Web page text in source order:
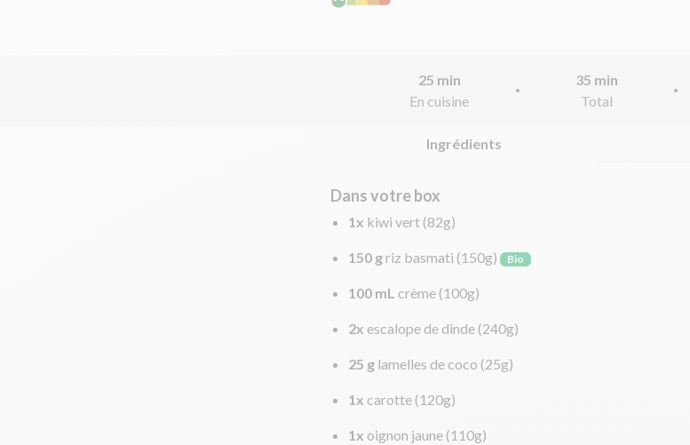
25 min
En cuisine
35 min
Total
Ingrédients
Dans votre box
1x kiwi vert (82g)
150 griz basmati (150g) Bio
100 mL crème (100g)
2x escalope de dinde (240g)
25 g lamelles de coco (25g)
1x carotte (120g)
1x oignon jaune (110g)